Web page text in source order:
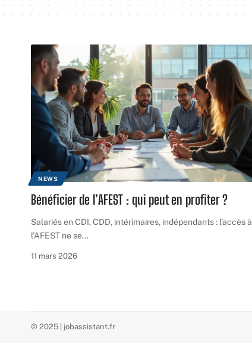
NEWS
Bénéficier de l’AFEST : qui peut en profiter ?
Salariés en CDI, CDD, intérimaires, indépendants : l’accès à
l’AFEST ne se…
11 mars 2026
© 2025 | jobassistant.fr